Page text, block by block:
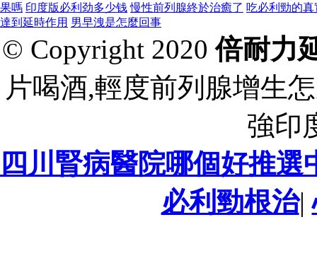
果嗎 印度版必利劲多少钱 慢性前列腺終於治癒了 吃必利勁的真
達到延時作用 男早洩是怎麼回事
© Copyright 2020倍耐力
片喝酒,輕度前列腺增生
強印
四川腎病醫院哪個好推選
必利勁根治|